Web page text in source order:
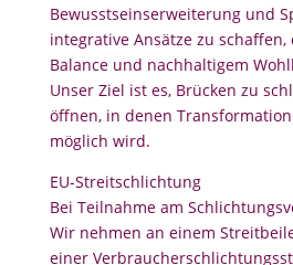
Bewusstseinserweiterung und
integrative Ansätze zu
Balance und nachhaltigem
Unser Ziel ist es, Brücken zu
öffnen, in denen
möglich wird.
EU-Streitschlichtung
Bei Teilnahme am
Wir nehmen an einem
einer